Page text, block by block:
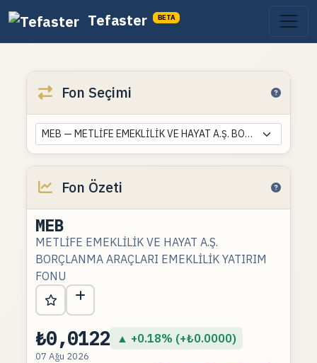
Tefaster BETA
Fon Seçimi
MEB — METLİFE EMEKLİLİK VE HAYAT A.Ş. BORÇLANMA ARAÇLARI EMEKLİLİK YATIRIM FONU
Fon Özeti
MEB
METLİFE EMEKLİLİK VE HAYAT A.Ş.
BORÇLANMA ARAÇLARI EMEKLİLİK YATIRIM
FONU
₺0,0122 ▲ +0.18% (+₺0.0000)
07 Ağu 2026